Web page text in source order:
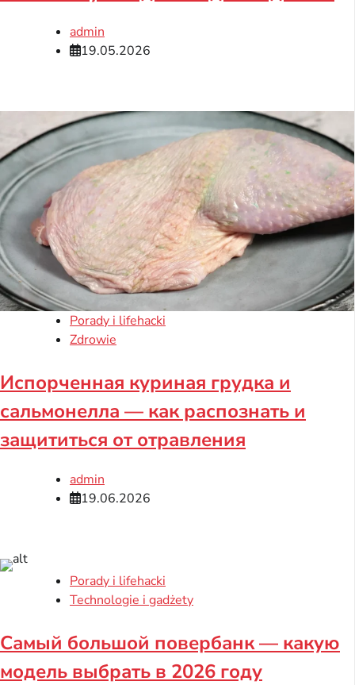
admin
19.05.2026
Porady i lifehacki
Zdrowie
Испорченная куриная грудка и
сальмонелла — как распознать и
защититься от отравления
admin
19.06.2026
Porady i lifehacki
Technologie i gadżety
Самый большой повербанк — какую
модель выбрать в 2026 году